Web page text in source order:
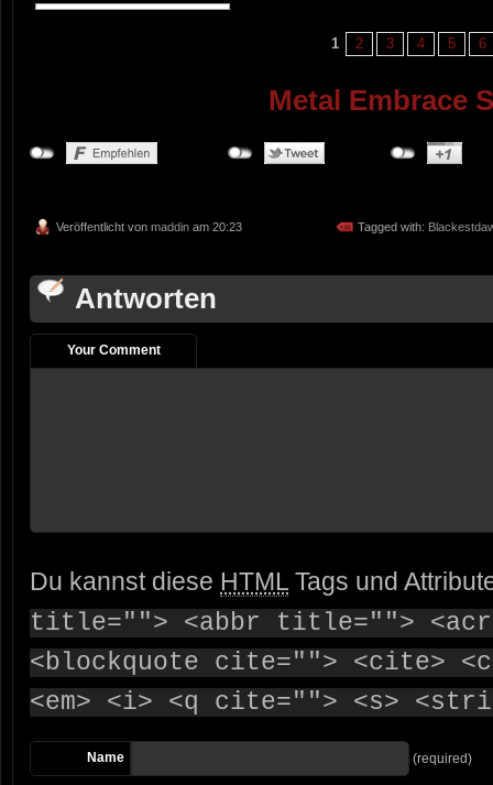
1 2 3 4 5 6
Metal Embrace
Veröffentlicht von maddin am 20:23 Tagged with:
Antworten
Your Comment
Du kannst diese HTML Tags und
title=""> <abbr title="">
<blockquote cite=""> <cite>
<em> <i> <q cite=""> <s>
Name (required)